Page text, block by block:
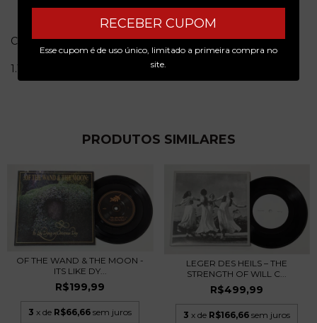
RECEBER CUPOM
Esse cupom é de uso único, limitado a primeira compra no
site.
Cd
1.The Border Of The Light
PRODUTOS SIMILARES
OF THE WAND & THE MOON -
ITS LIKE DY...
R$199,99
3 x de R$66,66 sem juros
LEGER DES HEILS – THE
STRENGTH OF WILL C...
R$499,99
3 x de R$166,66 sem juros